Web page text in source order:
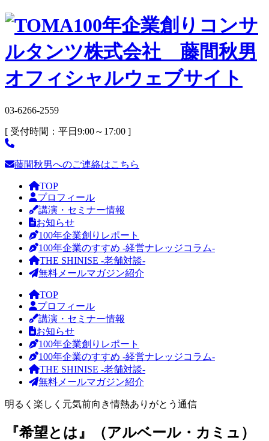
03-6266-2559
[ 受付時間：平日9:00～17:00 ]
藤間秋男へのご連絡はこちら
TOP
プロフィール
講演・セミナー情報
お知らせ
100年企業創りレポート
100年企業のすすめ -経営ナレッジコラム-
THE SHINISE -老舗対談-
無料メールマガジン紹介
TOP
プロフィール
講演・セミナー情報
お知らせ
100年企業創りレポート
100年企業のすすめ -経営ナレッジコラム-
THE SHINISE -老舗対談-
無料メールマガジン紹介
明るく楽しく元気前向き情熱ありがとう通信
『希望とは』（アルベール・カミュ）